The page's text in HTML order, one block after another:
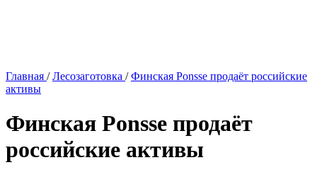
Главная / Лесозаготовка / Финская Ponsse продаёт российские
активы
Финская Ponsse продаёт
российские активы